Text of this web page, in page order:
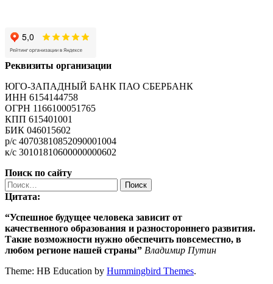
Реквизиты организации
ЮГО-ЗАПАДНЫЙ БАНК ПАО СБЕРБАНК
ИНН 6154144758
ОГРН 1166100051765
КПП 615401001
БИК 046015602
р/с 40703810852090001004
к/с 30101810600000000602
Поиск по сайту
Найти:
Цитата:
“Успешное будущее человека зависит от
качественного образования и разностороннего развития.
Такие возможности нужно обеспечить повсеместно, в
любом регионе нашей страны” Владимир Путин
Theme: HB Education by Hummingbird Themes.